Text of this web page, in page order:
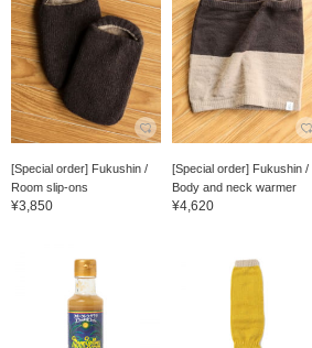
[Special order] Fukushin /
Room slip-ons
¥3,850
[Special order] Fukushin /
Body and neck warmer
¥4,620